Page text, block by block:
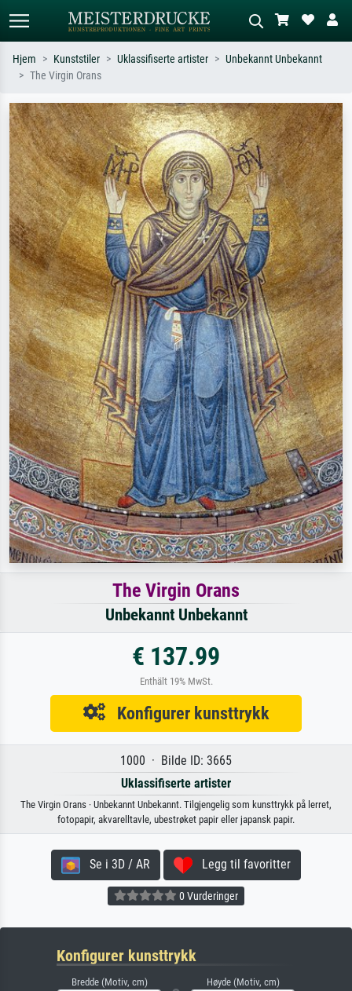
Søk etter kunstner, tittel eller stil – for
eksempel Monet, Stjernenatt,
impresjonisme, Hokusai-bølgen, akt.
Beskriv scenen – for eksempel grønn
eng, abstrakt med mye rødt, mørkt
oljemaleri, stående akt ved et tre.
Hjem Kunststiler Uklassifiserte artister
Unbekannt Unbekannt
The Virgin Orans
The Virgin Orans
Unbekannt Unbekannt
€ 137.99
Enthält 19% MwSt.
Konfigurer kunsttrykk
1000 · Bilde ID: 3665
Uklassifiserte artister
The Virgin Orans · Unbekannt Unbekannt. Tilgjengelig som kunsttrykk på lerret,
fotopapir, akvarelltavle, ubestrøket papir eller japansk papir.
Se i 3D / AR Legg til favoritter
0 Vurderinger
Konfigurer kunsttrykk
Bredde (Motiv, cm) Høyde (Motiv, cm)